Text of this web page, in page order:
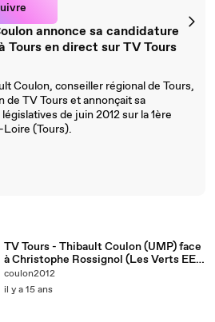
annonce sa candidature
Tours en direct sur TV Tours
Coulon, conseiller régional de Tours,
de TV Tours et annonçait sa
de juin 2012 sur la 1ère
(Tours).
TV Tours - Thibault Coulon (UMP) face
à Christophe Rossignol (Les Verts EE)
- Débat sur l'avenir du nucléaire
coulon2012
il y a 15 ans